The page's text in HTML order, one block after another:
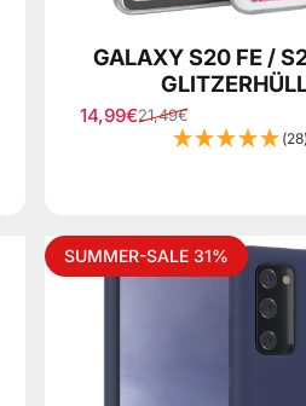
GALAXY S20 FE /
Sale price
14,99€
Regular price
21,49€
(28)
SUMMER-SALE 31%